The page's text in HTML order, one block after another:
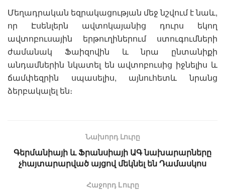
Մեղադրական եզրակացության մեջ նշվում է նաև,
որ Էսենլերն ավտոկայանից դուրս եկող
ավտոբուսային երթուղիներում ստուգումների
ժամանակ Ֆաիզովին և նրա ընտանիքի
անդամներին նկատել են ավտոբուսից իջնելիս և
ճամփեզրին սպասելիս, այնուհետև նրանց
ձերբակալել են։
Նախորդ Լուրը
Գերմանիայի և Ֆրանսիայի ԱԳ նախարարները
չհայտարարված այցով մեկնել են Դամասկոս
Հաջորդ Lուրը